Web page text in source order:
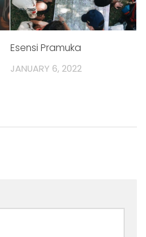
Esensi Pramuka
JANUARY 6, 2022